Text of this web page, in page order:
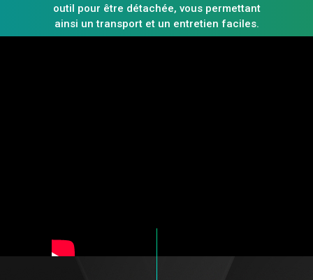
outil pour être détachée, vous permettant
ainsi un transport et un entretien faciles.